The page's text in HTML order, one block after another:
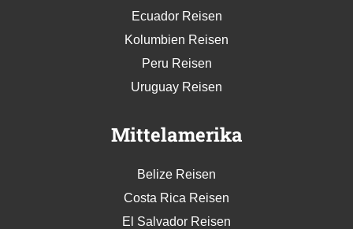
Ecuador Reisen
Kolumbien Reisen
Peru Reisen
Uruguay Reisen
Mittelamerika
Belize Reisen
Costa Rica Reisen
El Salvador Reisen